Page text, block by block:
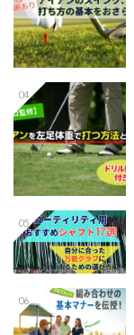
04
05
06